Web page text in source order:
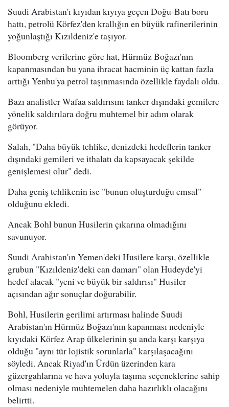
Suudi Arabistan'ı kıyıdan kıyıya geçen Doğu-Batı boru
hattı, petrolü Körfez'den krallığın en büyük rafinerilerinin
yoğunlaştığı Kızıldeniz'e taşıyor.
Bloomberg verilerine göre hat, Hürmüz Boğazı'nın
kapanmasından bu yana ihracat hacminin üç kattan fazla
arttığı Yenbu'ya petrol taşınmasında özellikle faydalı oldu.
Bazı analistler Wafaa saldırısını tanker dışındaki gemilere
yönelik saldırılara doğru muhtemel bir adım olarak
görüyor.
Salah, "Daha büyük tehlike, denizdeki hedeflerin tanker
dışındaki gemileri ve ithalatı da kapsayacak şekilde
genişlemesi olur" dedi.
Daha geniş tehlikenin ise "bunun oluşturduğu emsal"
olduğunu ekledi.
Ancak Bohl bunun Husilerin çıkarına olmadığını
savunuyor.
Suudi Arabistan'ın Yemen'deki Husilere karşı, özellikle
grubun "Kızıldeniz'deki can damarı" olan Hudeyde'yi
hedef alacak "yeni ve büyük bir saldırısı" Husiler
açısından ağır sonuçlar doğurabilir.
Bohl, Husilerin gerilimi artırması halinde Suudi
Arabistan'ın Hürmüz Boğazı'nın kapanması nedeniyle
kıyıdaki Körfez Arap ülkelerinin şu anda karşı karşıya
olduğu "aynı tür lojistik sorunlarla" karşılaşacağını
söyledi. Ancak Riyad'ın Ürdün üzerinden kara
güzergahlarına ve hava yoluyla taşıma seçeneklerine sahip
olması nedeniyle muhtemelen daha hazırlıklı olacağını
belirtti.